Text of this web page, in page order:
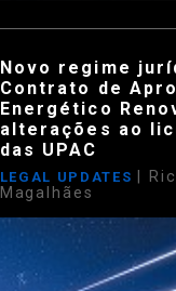
Novo regime
Contrato de
Energético
alterações ao
das UPAC
LEGAL UPDATES
|
Magalhães